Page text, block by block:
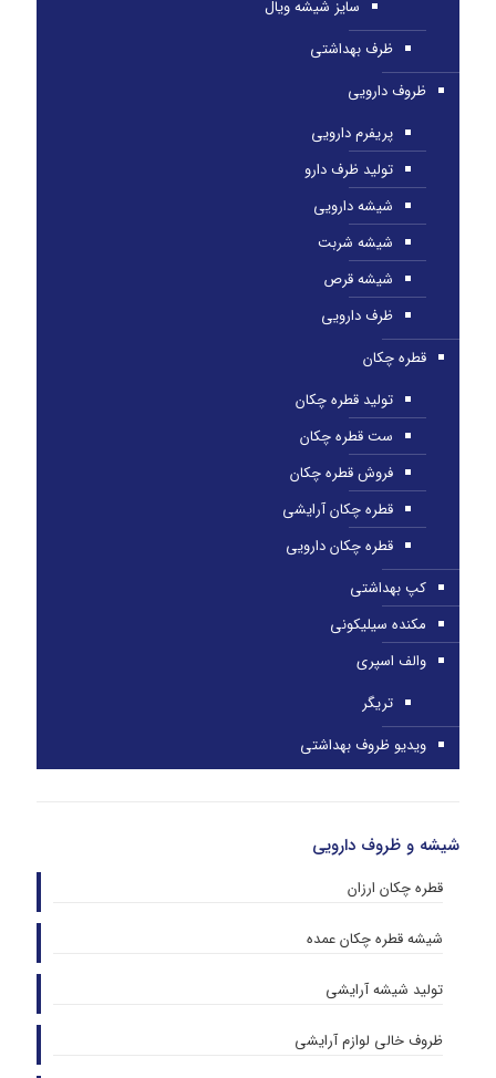
سایز شیشه ویال
ظرف بهداشتی
ظروف دارویی
پریفرم دارویی
تولید ظرف دارو
شیشه دارویی
شیشه شربت
شیشه قرص
ظرف دارویی
قطره چکان
تولید قطره چکان
ست قطره چکان
فروش قطره چکان
قطره چکان آرایشی
قطره چکان دارویی
کپ بهداشتی
مکنده سیلیکونی
والف اسپری
تریگر
ویدیو ظروف بهداشتی
شیشه و ظروف دارویی
قطره چکان ارزان
شیشه قطره چکان عمده
تولید شیشه آرایشی
ظروف خالی لوازم آرایشی